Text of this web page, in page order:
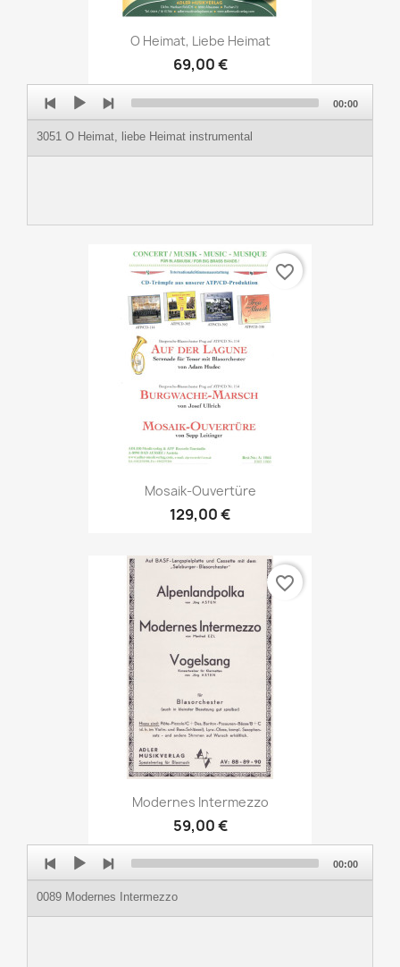
O Heimat, Liebe Heimat
69,00 €
Audio
Player
3051 O Heimat, liebe Heimat instrumental
00:00
Mosaik-Ouvertüre
129,00 €
favorite_border
Modernes Intermezzo
59,00 €
favorite_border
Player
0089 Modernes Intermezzo
00:00